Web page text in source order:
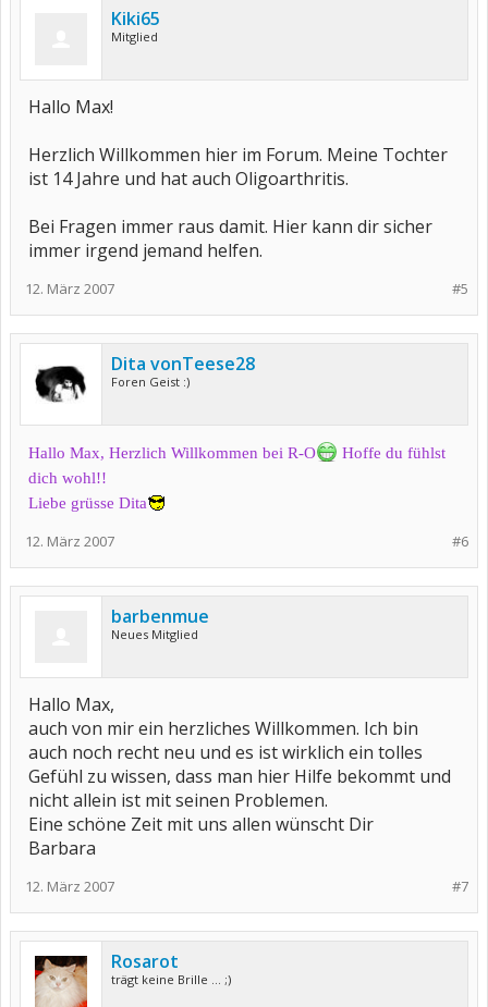
Kiki65
Mitglied
Hallo Max!
Herzlich Willkommen hier im Forum. Meine Tochter
ist 14 Jahre und hat auch Oligoarthritis.
Bei Fragen immer raus damit. Hier kann dir sicher
immer irgend jemand helfen.
#5
12. März 2007
Dita vonTeese28
Foren Geist :)
Hallo Max, Herzlich Willkommen bei R-O
Hoffe du fühlst
dich wohl!!
Liebe grüsse Dita
#6
12. März 2007
barbenmue
Neues Mitglied
Hallo Max,
auch von mir ein herzliches Willkommen. Ich bin
auch noch recht neu und es ist wirklich ein tolles
Gefühl zu wissen, dass man hier Hilfe bekommt und
nicht allein ist mit seinen Problemen.
Eine schöne Zeit mit uns allen wünscht Dir
Barbara
#7
12. März 2007
Rosarot
trägt keine Brille ... ;)